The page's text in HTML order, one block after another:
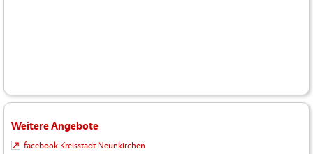
Weitere Angebote
facebook Kreisstadt Neunkirchen